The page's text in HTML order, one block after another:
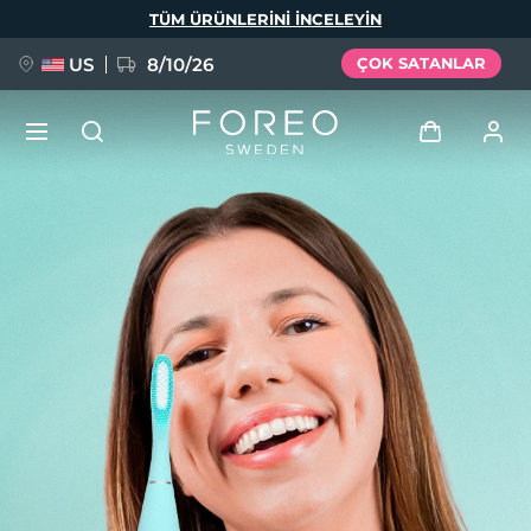
TÜM ÜRÜNLERINI INCELEYIN
US 8/10/26 ÇOK SATANLAR
Kullanici profi̇li̇
Cihazlarım
Siparişlerim
Adresim
Aboneliklerim
FAQ™ Pure Beauty-Tech Elixir
BREAKING NEWS
issa™ Teeth Whitening Set
Dil Seçimi
Deutsch
Español
Français
Italiano
Português
Svenska
Русский
简体中文 繁體中文